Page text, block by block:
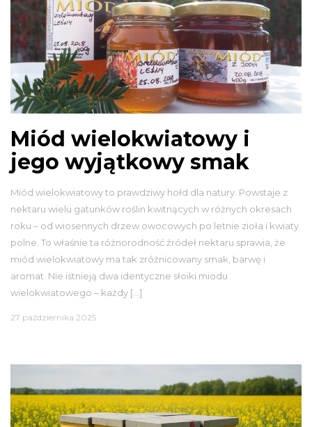
Miód wielokwiatowy i
jego wyjątkowy smak
Miód wielokwiatowy to prawdziwy hołd dla natury. Powstaje z
nektaru wielu gatunków roślin kwitnących w różnych okresach
roku – od wiosennych drzew owocowych po letnie zioła i kwiaty
polne. To właśnie ta różnorodność źródeł nektaru sprawia, że
miód wielokwiatowy ma tak zróżnicowany smak, barwę i
aromat. Nie istnieją dwa identyczne słoiki miodu
wielokwiatowego – każdy […]
27 października 2025